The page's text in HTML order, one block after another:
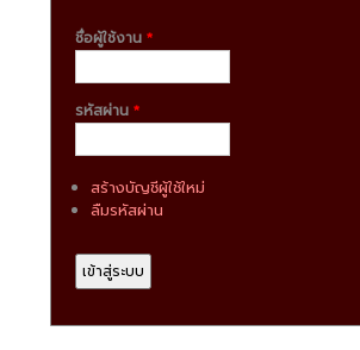
ชื่อผู้ใช้งาน *
รหัสผ่าน *
สร้างบัญชีผู้ใช้ใหม่
ลืมรหัสผ่าน